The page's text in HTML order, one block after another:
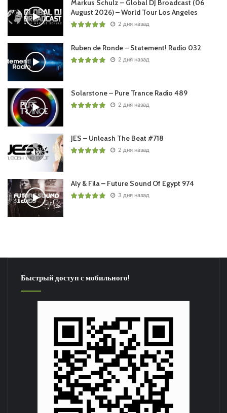
Markus Schulz – Global DJ Broadcast (06
August 2026) – World Tour Los Angeles
2 дня назад
Ruben de Ronde – Statement! Radio 032
2 дня назад
Solarstone – Pure Trance Radio 489
2 дня назад
JES – Unleash The Beat #718
2 дня назад
Aly & Fila – Future Sound Of Egypt 974
3 дня назад
Быстрый доступ с мобильного!